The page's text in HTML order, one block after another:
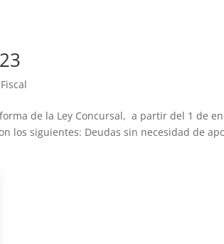
Fiscal
de la Ley Concursal, a partir del 1 de
los siguientes: Deudas sin necesidad de